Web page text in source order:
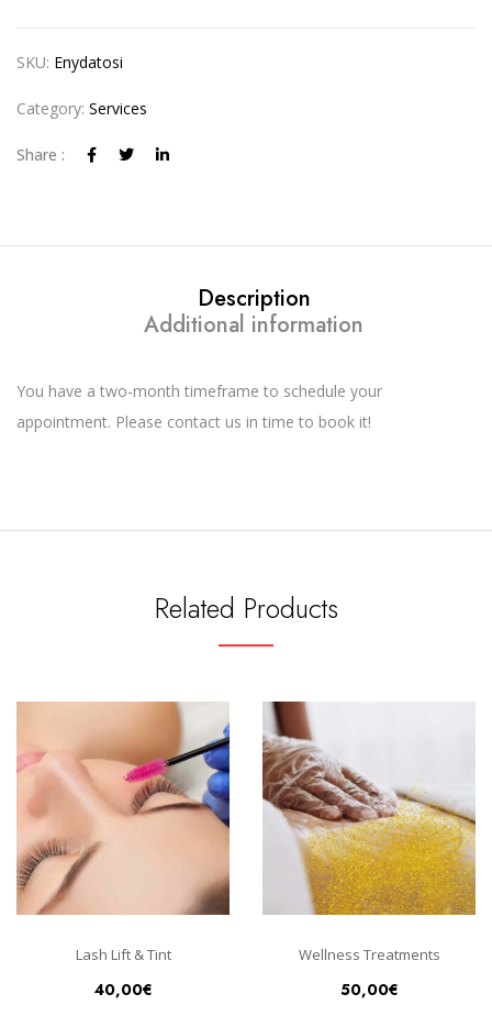
SKU: Enydatosi
Category: Services
Share :
Description
Additional information
You have a two-month timeframe to schedule your
appointment. Please contact us in time to book it!
Related Products
Lash Lift & Tint
40,00€
Wellness Treatments
50,00€